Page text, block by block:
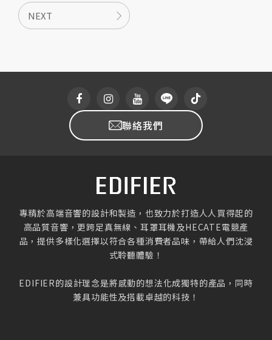
NEXT
聯絡我們
專精於高端音響的設計和製造，也致力於打造人人買得起的
高品質音響，更跨足真無線、耳罩耳機及HECATE電競產
品，提供多樣化選擇以符合各種消費者品味，帶給人們沈浸
式聆聽體驗！
EDIFIER的設計理念是將感動的想法化成獨特的產品，同時
兼具功能性及搭載卓越的科技！